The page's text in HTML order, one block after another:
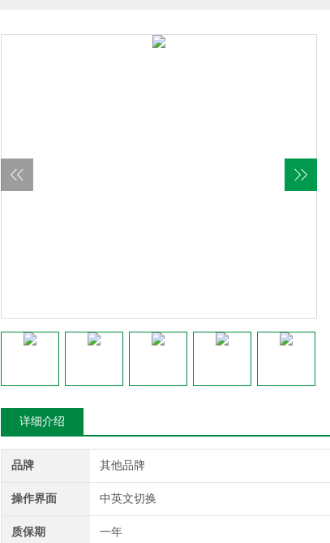
详细介绍
品牌 其他品牌
操作界面 中英文切换
质保期 一年